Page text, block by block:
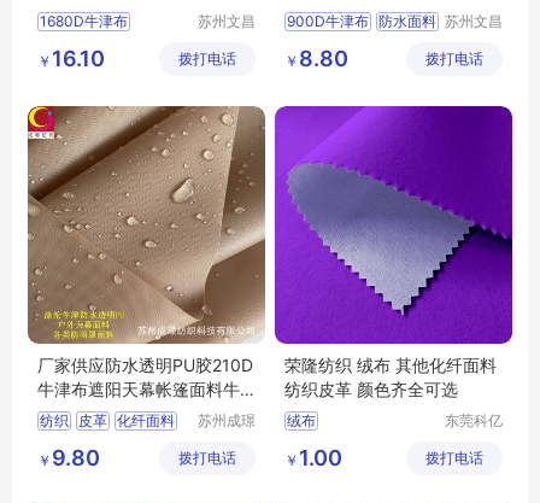
料
1680D牛津布
鞋材面料
苏州文昌
有限公司
￥ 16.10 拨打电话
900D牛津布 防水面料
grs面料
苏州文昌
有限公司
￥ 8.80 拨打电话
厂家供应防水透明PU胶210D
牛津布遮阳天幕帐篷面料牛
津布
纺织 皮革 化纤面料
苏州成璟
有限公司
￥ 9.80 拨打电话
荣隆纺织 绒布 其他化纤面料
纺织皮革 颜色齐全可选
绒布
东莞科亿
公司
￥ 1.00 拨打电话